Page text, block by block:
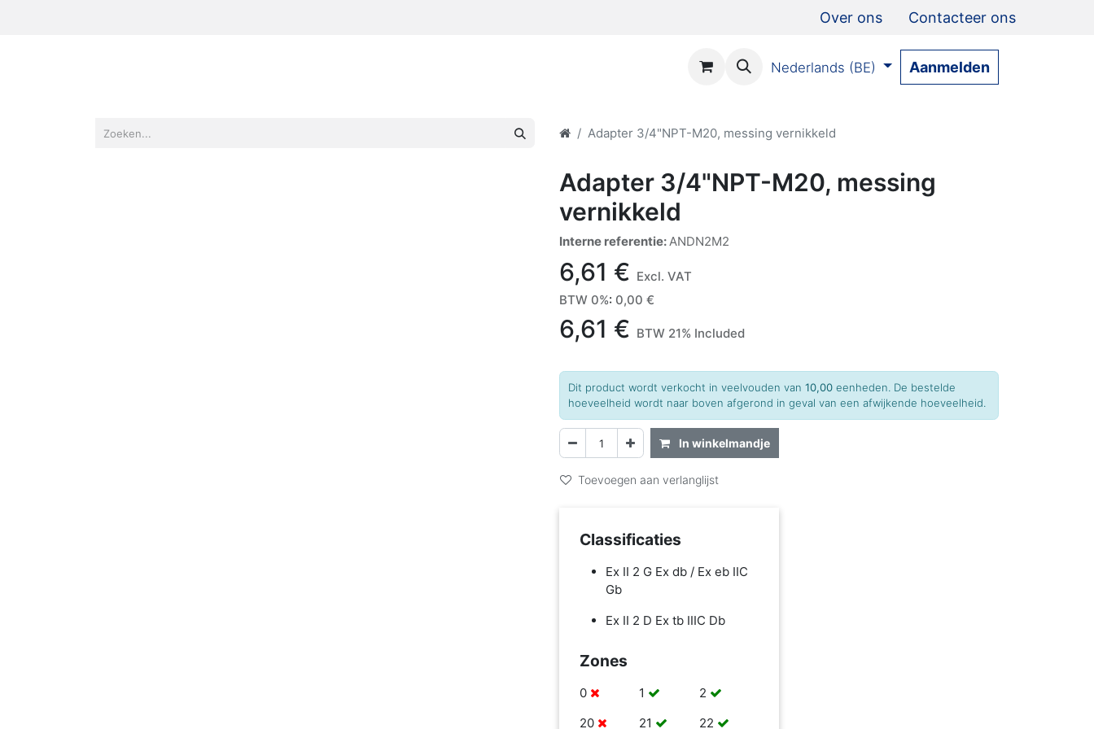
Over ons Contacteer ons
Nederlands (BE) Aanmelden
Adapter 3/4"NPT-M20, messing vernikkeld
Adapter 3/4"NPT-M20, messing
vernikkeld
Interne referentie:ANDN2M2
6,61 € Excl. VAT
BTW 0%: 0,00 €
6,61 € BTW 21% Included
Dit product wordt verkocht in veelvouden van 10,00 eenheden. De bestelde
hoeveelheid wordt naar boven afgerond in geval van een afwijkende hoeveelheid.
In winkelmandje
Toevoegen aan verlanglijst
Classificaties
Ex II 2 G Ex db / Ex eb IIC
Gb
Ex II 2 D Ex tb IIIC Db
Zones
0 1
2
20
21 22